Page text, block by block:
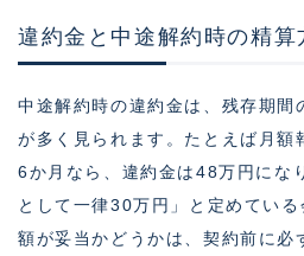
違約金と中途解約時の精算
中途解約時の違約金は、残存期間
が多く見られます。たとえば月額
6か月なら、違約金は48万円にな
として一律30万円」と定めてい
額が妥当かどうかは、契約前に必